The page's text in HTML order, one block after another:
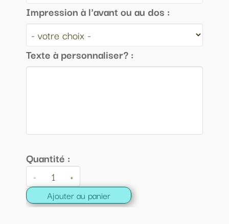
Impression à l'avant ou au dos :
Texte à personnaliser? :
Quantité :
- +
Ajouter au panier